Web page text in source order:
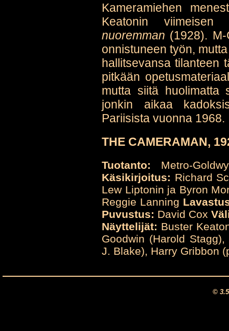
Kameramiehen
Keatonin
nuoremman (1928).
onnistuneen työn,
hallitsevansa tilanteen
pitkään
mutta siitä huolimatta
jonkin aikaa
Pariisista vuonna 1968.
THE CAMERAMAN,
Tuotanto: Metro-
Käsikirjoitus: Richard
Lew Liptonin ja Byron
Reggie Lanning
Puvustus: David Cox
Näyttelijät: Buster
Goodwin (Harold
J. Blake), Harry Gribbon
©